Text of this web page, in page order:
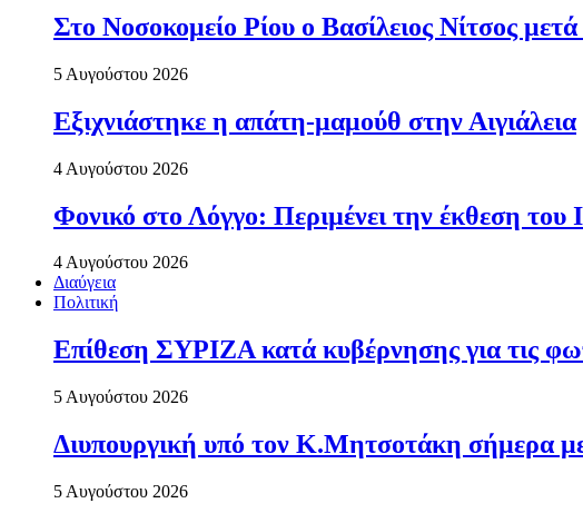
Στο Νοσοκομείο Ρίου ο Βασίλειος Νίτσος
5 Αυγούστου 2026
Εξιχνιάστηκε η απάτη-μαμούθ στην Αιγιάλεια
4 Αυγούστου 2026
Φονικό στο Λόγγο: Περιµένει την έκθεση του
4 Αυγούστου 2026
Διαύγεια
Πολιτική
Επίθεση ΣΥΡΙΖΑ κατά κυβέρνησης για τις
5 Αυγούστου 2026
Διυπουργική υπό τον Κ.Μητσοτάκη σήμερα
5 Αυγούστου 2026